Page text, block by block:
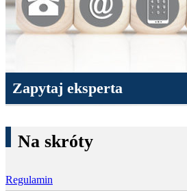
Zapytaj eksperta
Na skróty
Regulamin